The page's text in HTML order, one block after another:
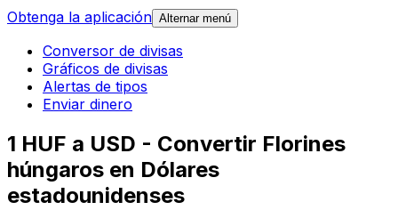
Obtenga la aplicación Alternar menú
Conversor de divisas
Gráficos de divisas
Alertas de tipos
Enviar dinero
1 HUF a USD - Convertir Florines
húngaros en Dólares
estadounidenses